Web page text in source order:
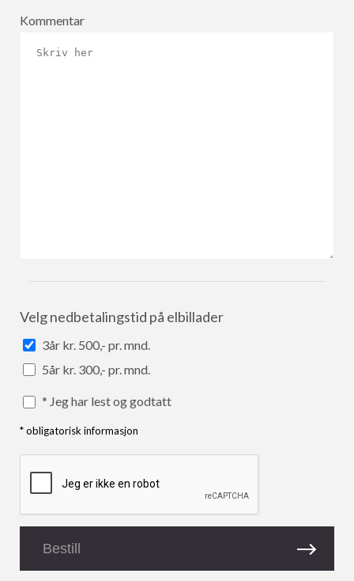
Kommentar
Velg nedbetalingstid på elbillader
3år kr. 500,- pr. mnd.
5år kr. 300,- pr. mnd.
Jeg har lest og godtatt
* obligatorisk informasjon
Bestill